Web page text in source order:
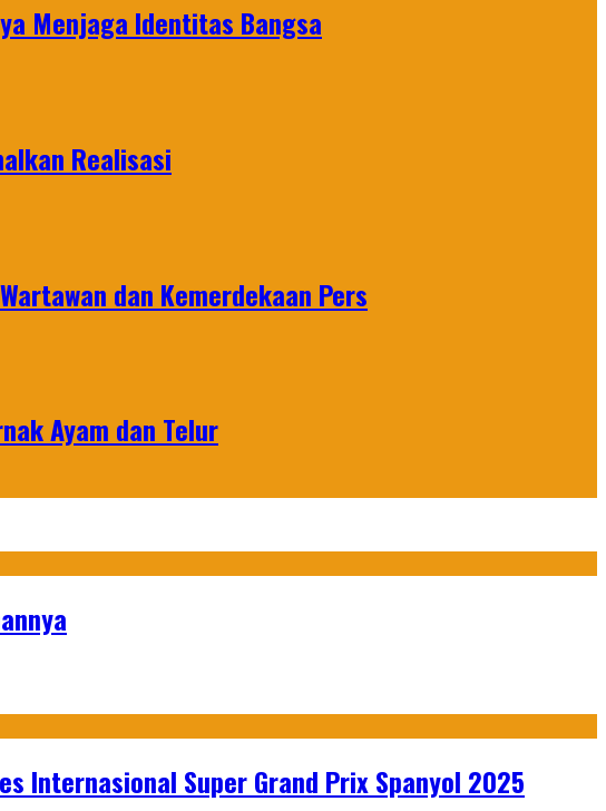
Menjaga Identitas Bangsa
Realisasi
dan Kemerdekaan Pers
Ayam dan Telur
Internasional Super Grand Prix Spanyol 2025